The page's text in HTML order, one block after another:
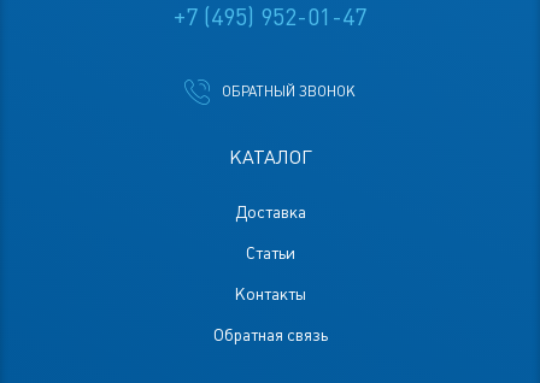
КАТАЛОГ
Доставка
Статьи
Контакты
Обратная связь
+7 (495) 952-01-47
ОБРАТНЫЙ ЗВОНОК